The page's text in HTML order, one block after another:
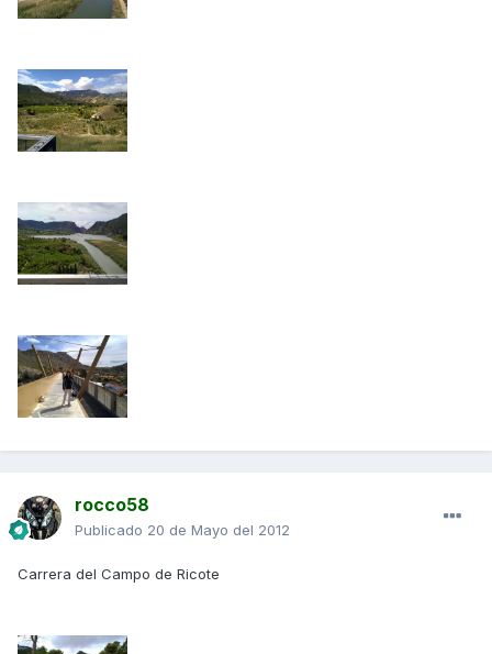
rocco58
Publicado 20 de Mayo del 2012
Carrera del Campo de Ricote